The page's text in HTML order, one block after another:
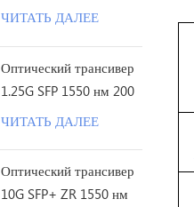
трансивер
ЧИТАТЬ ДАЛЕЕ
Оптический трансивер
1.25G SFP 1550 нм 200
км LC
ЧИТАТЬ ДАЛЕЕ
Оптический трансивер
10G SFP+ ZR 1550 нм